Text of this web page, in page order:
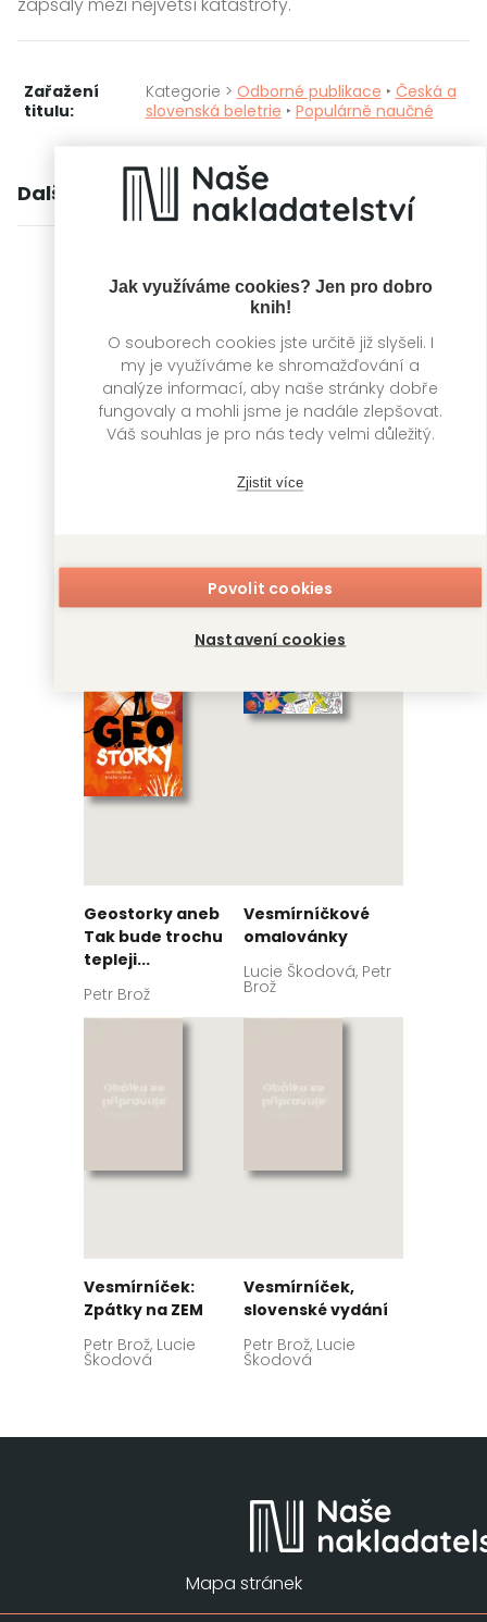
Jak využíváme cookies? Jen pro dobro
knih!
O souborech cookies jste určitě již slyšeli. I
my je využíváme ke shromažďování a
analýze informací, aby naše stránky dobře
fungovaly a mohli jsme je nadále zlepšovat.
Váš souhlas je pro nás tedy velmi důležitý.
Zjistit více
Povolit cookies
Nastavení cookies
Zařažení
titulu:
Kategorie > Odborné publikace ‣ Česká a
slovenská beletrie ‣ Populárně naučné
Další knihy autora
Letíme dál
Lucie Škodová, Petr
Geostorky aneb
Tak bude trochu
tepleji...
Petr Brož
Vesmírníčkové
omalovánky
Lucie Škodová, Petr
Brož
Vesmírníček:
Zpátky na ZEM
Petr Brož, Lucie
Škodová
Vesmírníček,
slovenské vydání
Petr Brož, Lucie
Škodová
Mapa stránek